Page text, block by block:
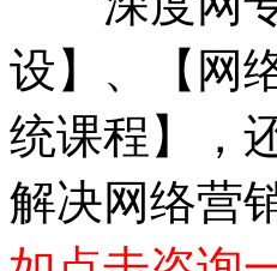
设】、【网
统课程】，
解决网络营